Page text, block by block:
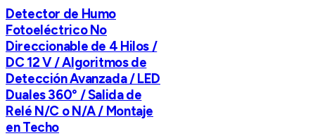
Detector de Humo
Fotoeléctrico No
Direccionable de 4 Hilos /
DC 12 V / Algoritmos de
Detección Avanzada / LED
Duales 360° / Salida de
Relé N/C o N/A / Montaje
en Techo